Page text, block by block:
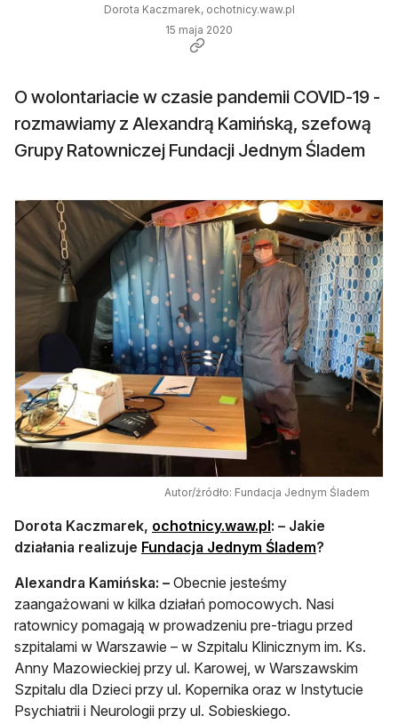
Dorota Kaczmarek, ochotnicy.waw.pl
15 maja 2020
O wolontariacie w czasie pandemii COVID-19 -
rozmawiamy z Alexandrą Kamińską, szefową
Grupy Ratowniczej Fundacji Jednym Śladem
Autor/źródło: Fundacja Jednym Śladem
Dorota Kaczmarek, ochotnicy.waw.plotwiera się w
: – Jakie
działania realizuje Fundacja Jednym Ślademotwiera się
?
Alexandra Kamińska: – Obecnie jesteśmy
zaangażowani w kilka działań pomocowych. Nasi
ratownicy pomagają w prowadzeniu pre-triagu przed
szpitalami w Warszawie – w Szpitalu Klinicznym im. Ks.
Anny Mazowieckiej przy ul. Karowej, w Warszawskim
Szpitalu dla Dzieci przy ul. Kopernika oraz w Instytucie
Psychiatrii i Neurologii przy ul. Sobieskiego.